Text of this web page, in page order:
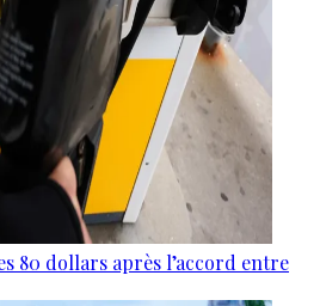
80 dollars après l’accord entre